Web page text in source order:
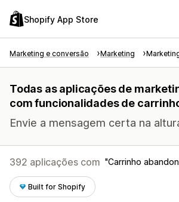
Shopify App Store
Marketing e conversão Marketing
Todas as aplicações de
com funcionalidades de
Envie a mensagem certa na
392 aplicações com Carrinho
Built for Shopify